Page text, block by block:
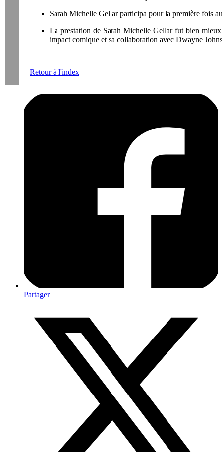
Sarah Michelle Gellar participa pour la première fois
La prestation de Sarah Michelle Gellar fut bien
impact comique et sa collaboration avec Dwayne
Retour à l'index
Partager